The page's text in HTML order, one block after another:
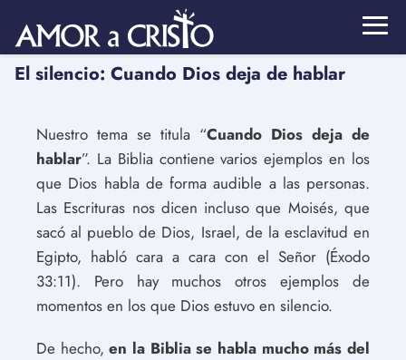
El silencio: Cuando Dios deja de hablar
Nuestro tema se titula “Cuando Dios deja de
hablar”. La Biblia contiene varios ejemplos en los
que Dios habla de forma audible a las personas.
Las Escrituras nos dicen incluso que Moisés, que
sacó al pueblo de Dios, Israel, de la esclavitud en
Egipto, habló cara a cara con el Señor (Éxodo
33:11). Pero hay muchos otros ejemplos de
momentos en los que Dios estuvo en silencio.
De hecho,en la Biblia se habla mucho más del